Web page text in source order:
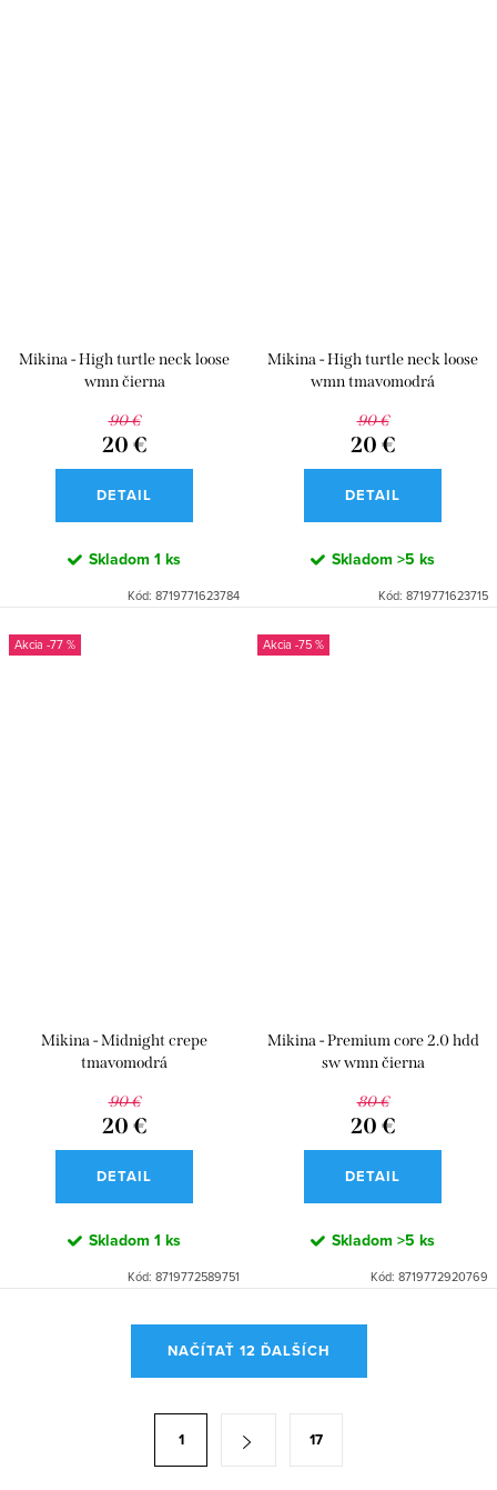
Mikina - High turtle neck loose
wmn čierna
90 €
20 €
DETAIL
Skladom 1 ks
Kód: 8719771623784
Mikina - High turtle neck loose
wmn tmavomodrá
90 €
20 €
DETAIL
Skladom >5 ks
Kód: 8719771623715
-77 %
Mikina - Midnight crepe
tmavomodrá
90 €
20 €
DETAIL
Skladom 1 ks
Kód: 8719772589751
-75 %
Mikina - Premium core 2.0 hdd
sw wmn čierna
80 €
20 €
DETAIL
Skladom >5 ks
Kód: 8719772920769
NAČÍTAŤ 12 ĎALŠÍCH
1 17